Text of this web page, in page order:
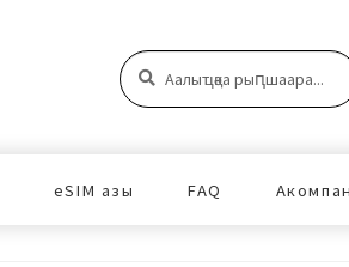
Аԥшаара:
Аԥшаара
eSIM азы FAQ